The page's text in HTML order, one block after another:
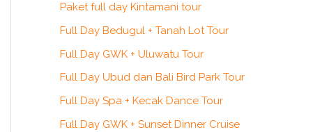
Paket full day Kintamani tour
Full Day Bedugul + Tanah Lot Tour
Full Day GWK + Uluwatu Tour
Full Day Ubud dan Bali Bird Park Tour
Full Day Spa + Kecak Dance Tour
Full Day GWK + Sunset Dinner Cruise